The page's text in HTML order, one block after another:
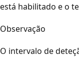
está habilitado e o
Observação
O intervalo de